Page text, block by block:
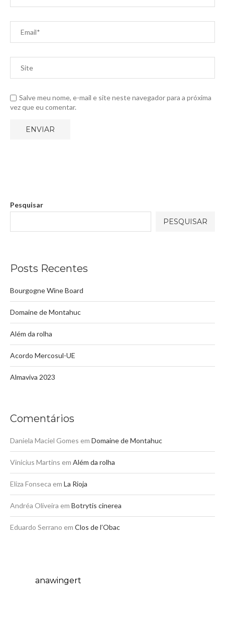
Salve meu nome, e-mail e site neste navegador para a próxima
vez que eu comentar.
Pesquisar
PESQUISAR
Posts Recentes
Bourgogne Wine Board
Domaine de Montahuc
Além da rolha
Acordo Mercosul-UE
Almaviva 2023
Comentários
Daniela Maciel Gomes em Domaine de Montahuc
Vinicius Martins em Além da rolha
Eliza Fonseca em La Rioja
Andréa Oliveira em Botrytis cinerea
Eduardo Serrano em Clos de l’Obac
anawingert